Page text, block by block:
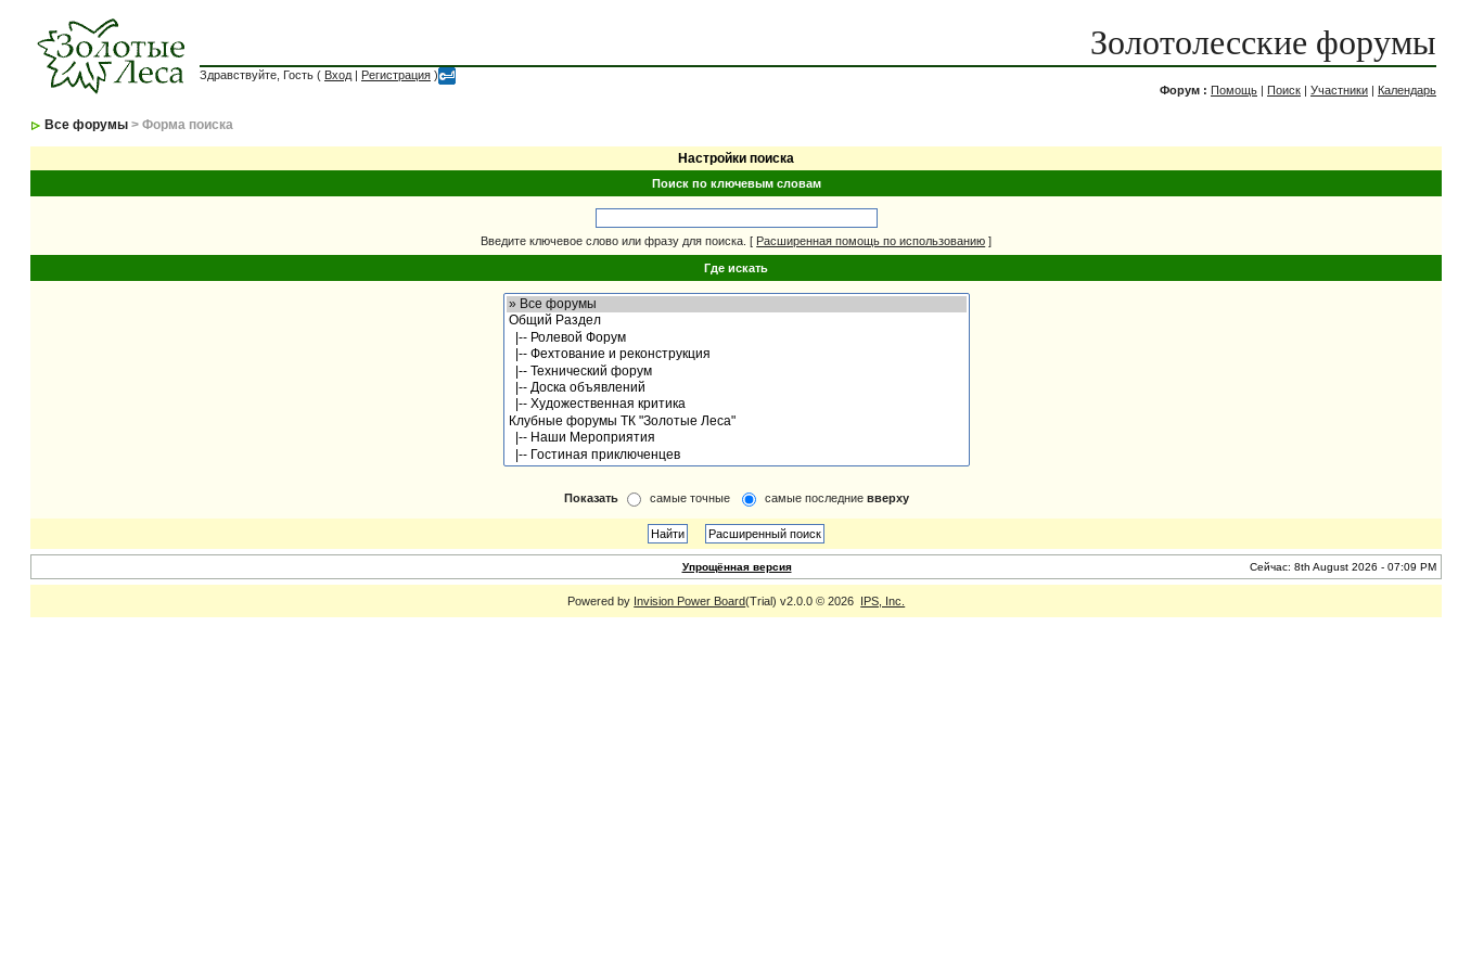
Золотолесские форумы
Здравствуйте, Гость ( Вход | Регистрация )
Форум : Помощь | Поиск | Участники | Календарь
Все форумы > Форма поиска
Настройки поиска
Поиск по ключевым словам
Введите ключевое слово или фразу для поиска. [ Расширенная помощь по использованию ]
Где искать
Показать самые точные самые последние вверху
Упрощённая версия Сейчас: 8th August 2026 - 07:09 PM
Powered by Invision Power Board(Trial) v2.0.0 © 2026 IPS, Inc.